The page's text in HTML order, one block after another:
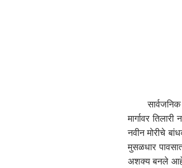
मार्गावर
नवीन मोरीचे
मुसळधार
अशक्य बनले आहे.